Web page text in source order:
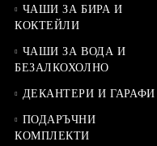
ЧАШИ ЗА БИРА И
КОКТЕЙЛИ
ЧАШИ ЗА ВОДА И
БЕЗАЛКОХОЛНО
ДЕКАНТЕРИ И ГАРАФИ
ПОДАРЪЧНИ
КОМПЛЕКТИ